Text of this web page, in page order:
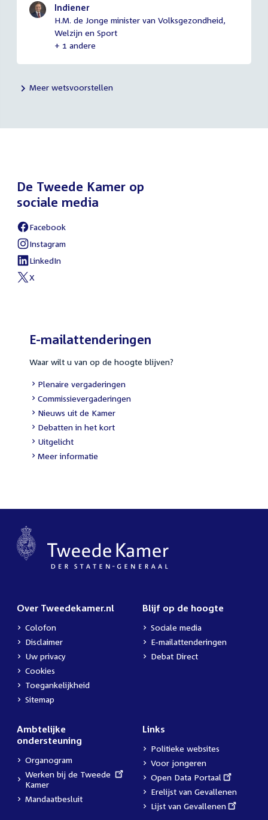
Indiener
H.M. de Jonge minister van Volksgezondheid,
Welzijn en Sport
+ 1 andere
Meer wetsvoorstellen
De Tweede Kamer op
sociale media
External
link:
Facebook
External
link:
Instagram
External
link:
LinkedIn
External
X
E-mailattenderingen
Waar wilt u van op de hoogte blijven?
External
link:
Plenaire vergaderingen
External
link:
Commissievergaderingen
External
link:
Nieuws uit de Kamer
External
link:
Debatten in het kort
External
link:
Uitgelicht
Meer informatie
Over Tweedekamer.nl
Colofon
Disclaimer
Uw privacy
Cookies
Toegankelijkheid
Sitemap
Blijf op de hoogte
Sociale media
E-mailattenderingen
Debat Direct
Ambtelijke
ondersteuning
Organogram
External
link:
Werken bij de Tweede
Kamer
Mandaatbesluit
Links
Politieke websites
Voor jongeren
External
link:
Open Data Portaal
Erelijst van Gevallenen
External
Lijst van Gevallenen